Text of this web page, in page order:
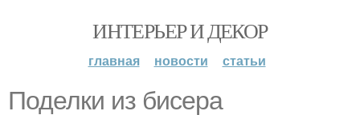
ИНТЕРЬЕР И ДЕКОР
главная новости статьи
Поделки из бисера